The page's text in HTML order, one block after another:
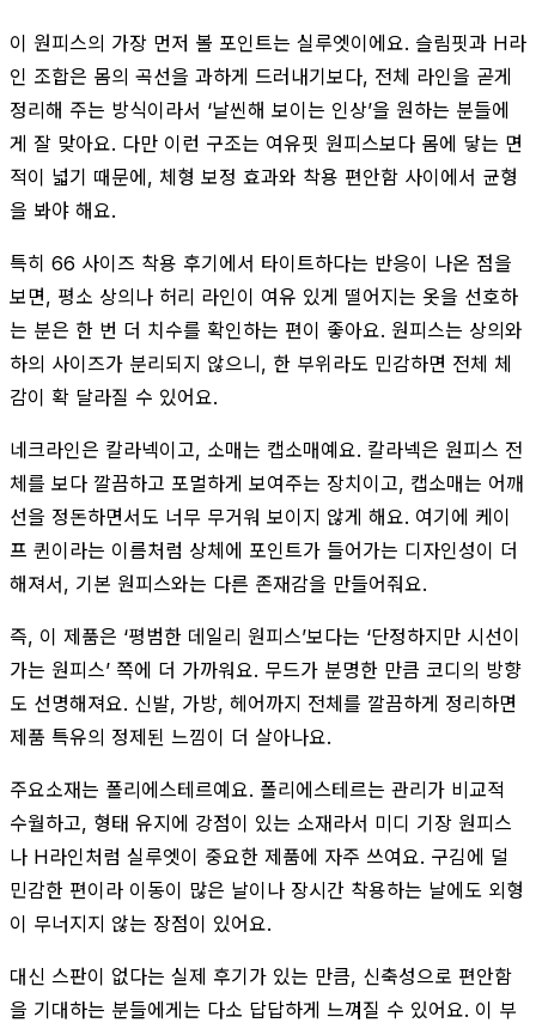
이 원피스의 가장 먼저 볼 포인트는 실루엣이에요. 슬림핏과 H라
인 조합은 몸의 곡선을 과하게 드러내기보다, 전체 라인을 곧게
정리해 주는 방식이라서 ‘날씬해 보이는 인상’을 원하는 분들에
게 잘 맞아요. 다만 이런 구조는 여유핏 원피스보다 몸에 닿는 면
적이 넓기 때문에, 체형 보정 효과와 착용 편안함 사이에서 균형
을 봐야 해요.
특히 66 사이즈 착용 후기에서 타이트하다는 반응이 나온 점을
보면, 평소 상의나 허리 라인이 여유 있게 떨어지는 옷을 선호하
는 분은 한 번 더 치수를 확인하는 편이 좋아요. 원피스는 상의와
하의 사이즈가 분리되지 않으니, 한 부위라도 민감하면 전체 체
감이 확 달라질 수 있어요.
네크라인은 칼라넥이고, 소매는 캡소매예요. 칼라넥은 원피스 전
체를 보다 깔끔하고 포멀하게 보여주는 장치이고, 캡소매는 어깨
선을 정돈하면서도 너무 무거워 보이지 않게 해요. 여기에 케이
프 퀸이라는 이름처럼 상체에 포인트가 들어가는 디자인성이 더
해져서, 기본 원피스와는 다른 존재감을 만들어줘요.
즉, 이 제품은 ‘평범한 데일리 원피스’보다는 ‘단정하지만 시선이
가는 원피스’ 쪽에 더 가까워요. 무드가 분명한 만큼 코디의 방향
도 선명해져요. 신발, 가방, 헤어까지 전체를 깔끔하게 정리하면
제품 특유의 정제된 느낌이 더 살아나요.
주요소재는 폴리에스테르예요. 폴리에스테르는 관리가 비교적
수월하고, 형태 유지에 강점이 있는 소재라서 미디 기장 원피스
나 H라인처럼 실루엣이 중요한 제품에 자주 쓰여요. 구김에 덜
민감한 편이라 이동이 많은 날이나 장시간 착용하는 날에도 외형
이 무너지지 않는 장점이 있어요.
대신 스판이 없다는 실제 후기가 있는 만큼, 신축성으로 편안함
을 기대하는 분들에게는 다소 답답하게 느껴질 수 있어요. 이 부